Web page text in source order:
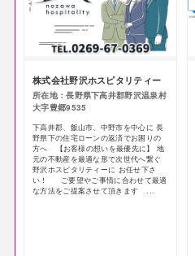
株式会社野沢ホスピタリティー
所在地：長野県下高井郡野沢温泉村
大字豊郷9535
下高井郡、飯山市、中野市を中心に 長
野県下の住宅ローンの返済でお困りの
方へ 【お客様の想いを最優先に】 地
元の不動産を最適な形で次世代へ繋ぐ
野沢ホスピタリティーに お任せ下さ
い！ ご要望やご事情に合わせて最適
な方法をご提案させて頂きます ...